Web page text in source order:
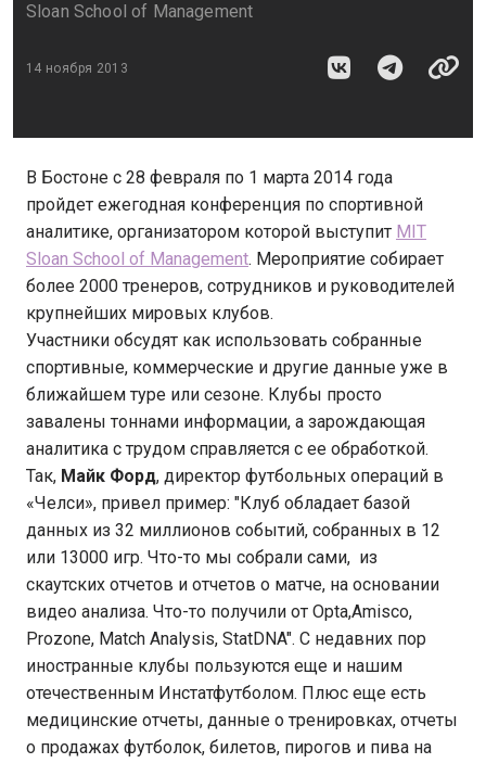
Sloan School of Management
14 ноября 2013
В Бостоне с 28 февраля по 1 марта 2014 года
пройдет ежегодная конференция по спортивной
аналитике, организатором которой выступит MIT
Sloan School of Management. Мероприятие собирает
более 2000 тренеров, сотрудников и руководителей
крупнейших мировых клубов.
Участники обсудят как использовать собранные
спортивные, коммерческие и другие данные уже в
ближайшем туре или сезоне. Клубы просто
завалены тоннами информации, а зарождающая
аналитика с трудом справляется с ее обработкой.
Так, Майк Форд, директор футбольных операций в
«Челси», привел пример: "Клуб обладает базой
данных из 32 миллионов событий, собранных в 12
или 13000 игр. Что-то мы собрали сами, из
скаутских отчетов и отчетов о матче, на основании
видео анализа. Что-то получили от Opta,Amisco,
Prozone, Match Analysis, StatDNA". С недавних пор
иностранные клубы пользуются еще и нашим
отечественным Инстатфутболом. Плюс еще есть
медицинские отчеты, данные о тренировках, отчеты
о продажах футболок, билетов, пирогов и пива на